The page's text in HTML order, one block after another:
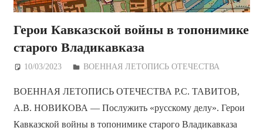
Герои Кавказской войны в топонимике
старого Владикавказа
10/03/2023 Дежурный по Редакции
ВОЕННАЯ ЛЕТОПИСЬ ОТЕЧЕСТВА
ВОЕННАЯ ЛЕТОПИСЬ ОТЕЧЕСТВА Р.С. ТАВИТОВ,
А.В. НОВИКОВА — Послужить «русскому делу». Герои
Кавказской войны в топонимике старого Владикавказа